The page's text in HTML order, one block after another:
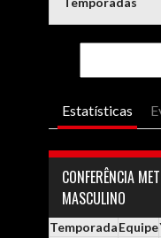
Estatísticas
CONFERÊNCIA
MASCULINO
TemporadaEquipe